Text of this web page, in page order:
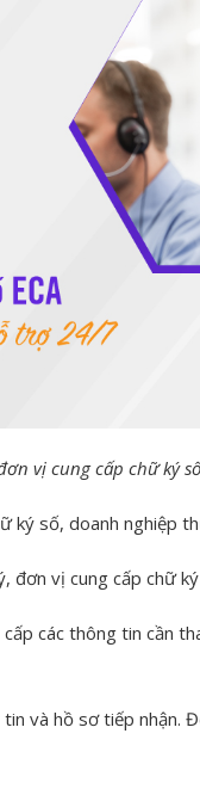
vị cung cấp chữ ký
ký số, doanh nghiệp
đơn vị cung cấp chữ
cấp các thông tin cần
và hồ sơ tiếp nhận.